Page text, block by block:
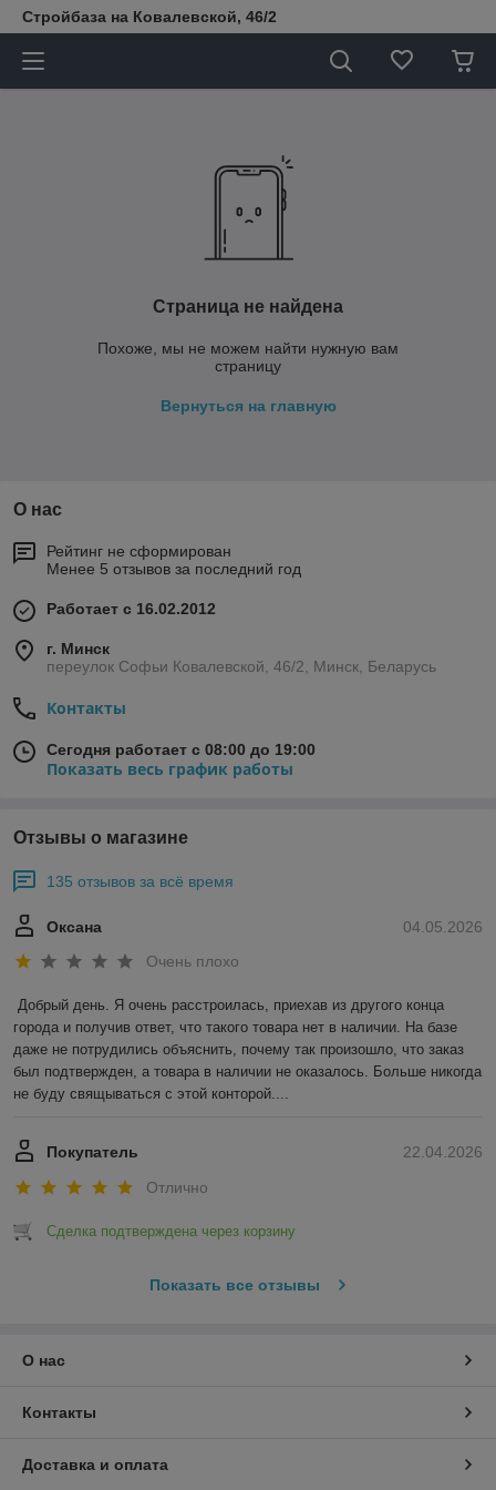
Стройбаза на Ковалевской, 46/2
Страница не найдена
Похоже, мы не можем найти нужную вам
страницу
Вернуться на главную
О нас
Рейтинг не сформирован
Менее 5 отзывов за последний год
Работает с 16.02.2012
г. Минск
переулок Софьи Ковалевской, 46/2, Минск, Беларусь
Контакты
Сегодня работает с 08:00 до 19:00
Показать весь график работы
Отзывы о магазине
135 отзывов за всё время
04.05.2026
Оксана
Очень плохо
Добрый день. Я очень расстроилась, приехав из другого конца
города и получив ответ, что такого товара нет в наличии. На базе
даже не потрудились объяснить, почему так произошло, что заказ
был подтвержден, а товара в наличии не оказалось. Больше никогда
не буду свящываться с этой конторой....
22.04.2026
Покупатель
Отлично
Сделка подтверждена через корзину
Показать все отзывы
О нас
Контакты
Доставка и оплата